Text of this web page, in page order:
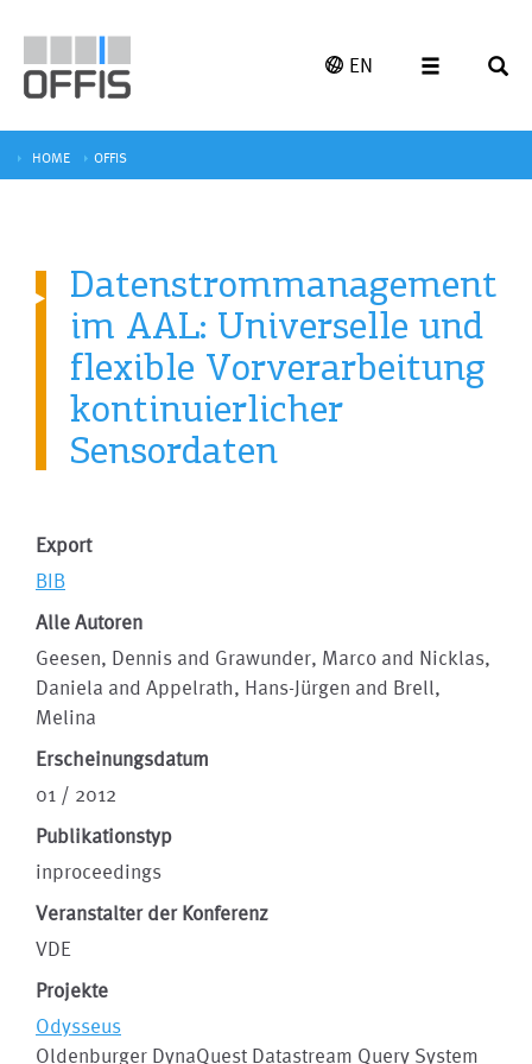
EN
HOME OFFIS
Datenstrommanagement
im AAL: Universelle und
flexible Vorverarbeitung
kontinuierlicher
Sensordaten
Export
BIB
Alle Autoren
Geesen, Dennis and Grawunder, Marco and Nicklas,
Daniela and Appelrath, Hans-Jürgen and Brell,
Melina
Erscheinungsdatum
01 / 2012
Publikationstyp
inproceedings
Veranstalter der Konferenz
VDE
Projekte
Odysseus
Oldenburger DynaQuest Datastream Query System